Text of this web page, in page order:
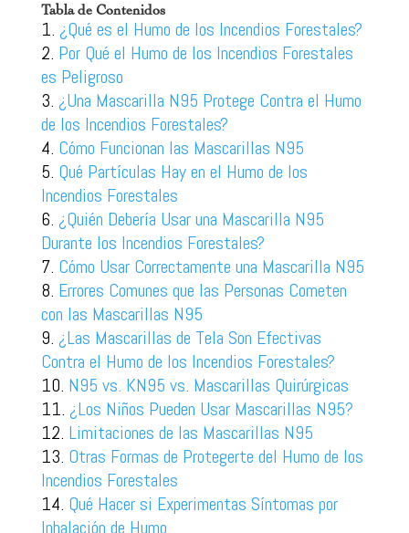
Tabla de Contenidos
¿Qué es el Humo de los Incendios Forestales?
Por Qué el Humo de los Incendios Forestales
es Peligroso
¿Una Mascarilla N95 Protege Contra el Humo
de los Incendios Forestales?
Cómo Funcionan las Mascarillas N95
Qué Partículas Hay en el Humo de los
Incendios Forestales
¿Quién Debería Usar una Mascarilla N95
Durante los Incendios Forestales?
Cómo Usar Correctamente una Mascarilla N95
Errores Comunes que las Personas Cometen
con las Mascarillas N95
¿Las Mascarillas de Tela Son Efectivas
Contra el Humo de los Incendios Forestales?
N95 vs. KN95 vs. Mascarillas Quirúrgicas
¿Los Niños Pueden Usar Mascarillas N95?
Limitaciones de las Mascarillas N95
Otras Formas de Protegerte del Humo de los
Incendios Forestales
Qué Hacer si Experimentas Síntomas por
Inhalación de Humo